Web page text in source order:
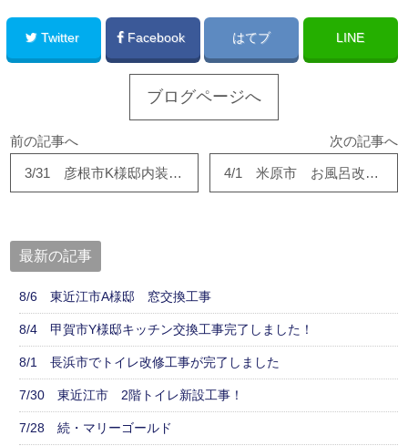
Twitter Facebook はてブ LINE
ブログページへ
前の記事へ
3/31 彦根市K様邸内装・水回りリフォーム完成しました！
次の記事へ
4/1 米原市 お風呂改修工事が完成しました。
最新の記事
8/6 東近江市A様邸 窓交換工事
8/4 甲賀市Y様邸キッチン交換工事完了しました！
8/1 長浜市でトイレ改修工事が完了しました
7/30 東近江市 2階トイレ新設工事！
7/28 続・マリーゴールド